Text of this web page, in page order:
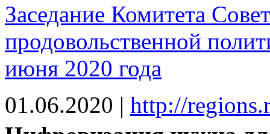
Заседание Комитета
продовольственной
июня 2020 года
01.06.2020 | http://